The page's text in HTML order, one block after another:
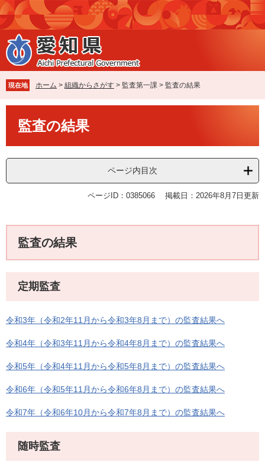
ペ
ー
ジ
の
先
で
す
。
メ
ニ
ュ
ー
を
ば
し
て
現在地 ホーム > 組織からさがす > 監査第一課 > 監査の結果
監査の結果
ページ内目次
ページID：0385066 掲載日：2026年8月7日更新
監査の結果
定期監査
令和3年（令和2年11月から令和3年8月まで）の監査結果へ
令和4年（令和3年11月から令和4年8月まで）の監査結果へ
令和5年（令和4年11月から令和5年8月まで）の監査結果へ
令和6年（令和5年11月から令和6年8月まで）の監査結果へ
令和7年（令和6年10月から令和7年8月まで）の監査結果へ
随時監査